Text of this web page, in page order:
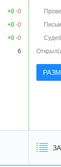
+0 -0
+0 -0
+0 -0
6